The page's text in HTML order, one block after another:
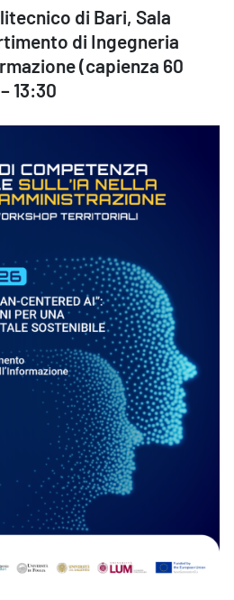
di Bari, Sala
di Ingegneria
(capienza 60
13:30